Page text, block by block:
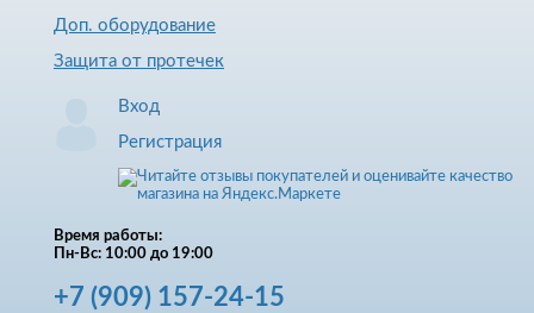
Доп. оборудование
Защита от протечек
Вход
Регистрация
Время работы:
Пн-Вс: 10:00 до 19:00
+7 (909) 157-24-15